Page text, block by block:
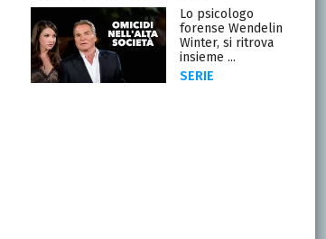
Lo psicologo
forense Wendelin
Winter, si ritrova
insieme ...
SERIE